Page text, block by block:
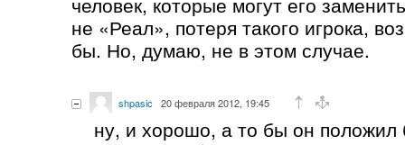
не «Реал», потеря такого игрока,
бы. Но, думаю, не в этом случае.
shpasic 20 февраля 2012, 19:45
ну, и хорошо, а то бы он положил